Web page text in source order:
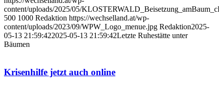
content/uploads/2025/05/
500 1000 Redaktion https://wechselland.at/wp-
content/uploads/2023/09/WPW_Logo_menue.jpg Redaktion2025-
05-13 21:59:422025-05-13 21:59:42Letzte Ruhestätte unter
Bäumen
Krisenhilfe jetzt auch online